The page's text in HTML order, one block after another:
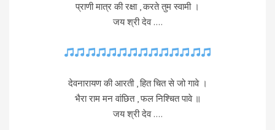
प्राणी मात्र की रक्षा , करते तुम स्वामी ।
जय श्री देव ….
देवनारायण की आरती , हित चित से जो गावे ।
भैरा राम मन वांछित , फल निश्चित पावे ॥
जय श्री देव ….